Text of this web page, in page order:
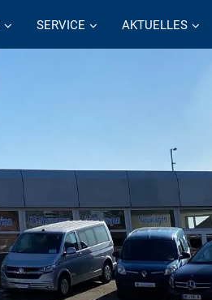
SERVICE AKTUELLES